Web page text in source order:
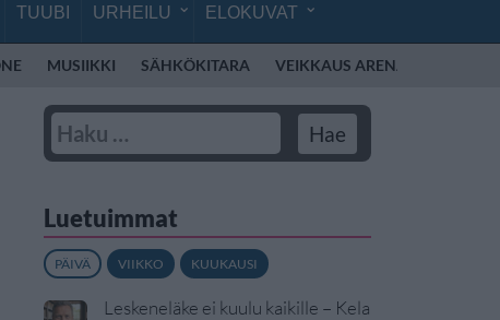
TUUBI URHEILU ELOKUVAT
MUSIIKKI SÄHKÖKITARA VEIKKAUS ARENA
Luetuimmat
PÄIVÄ VIIKKO KUUKAUSI
Leskeneläke ei kuulu kaikille – Kela